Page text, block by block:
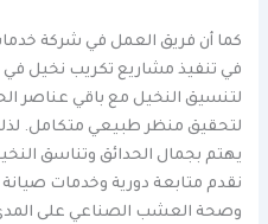
كما أن فريق العمل في شركة
في تنفيذ مشاريع تكريب نخيل في
لتنسيق النخيل مع باقي عناصر
لتحقيق منظر طبيعي متكامل.
يهتم بجمال الحدائق وتناسق
نقدم متابعة دورية وخدمات
وصحة العشب الصناعي على